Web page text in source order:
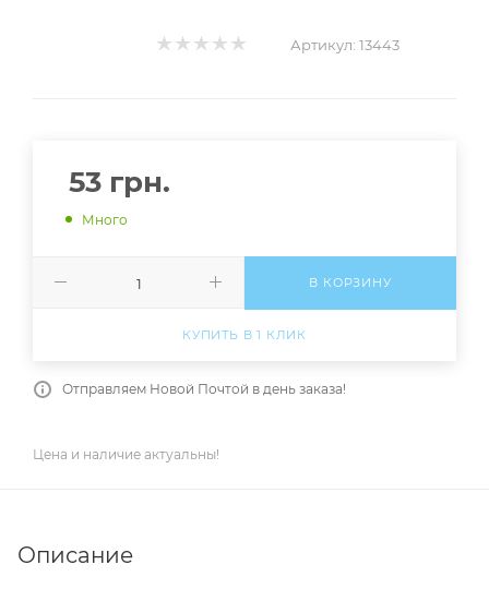
Артикул: 13443
53 грн.
Много
В КОРЗИНУ
КУПИТЬ В 1 КЛИК
Отправляем Новой Почтой в день заказа!
Цена и наличие актуальны!
Описание